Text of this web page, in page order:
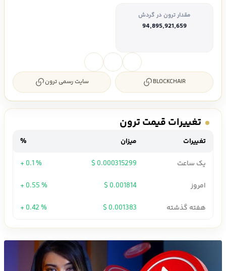
مقدار ترون در گردش
94,895,921,659
BLOCKCHAIR سایت رسمی ترون
تغییرات قیمت ترون
تغییرات میزان
%
یک ساعت
0.000315299 $
+ 0.1 %
امروز
0.001814 $
+ 0.55 %
هفته گذشته
0.001383 $
+ 0.42 %